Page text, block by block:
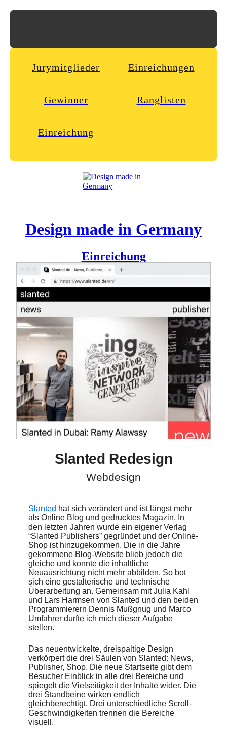
Jurymitglieder Einreichungen
Gewinner Ranglisten
Einreichung
Design made in Germany
Einreichung
Slanted
hat sich verändert und ist längst mehr als Online
Blog und gedrucktes Magazin. In den letzten Jahren wurde
ein eigener Verlag “Slanted Publishers” gegründet und der
Online-Shop ist hinzugekommen. Die in die Jahre
gekommene Blog-Website blieb jedoch die gleiche und
konnte die inhaltliche Neuausrichtung nicht mehr abbilden.
So bot sich eine gestalterische und technische Überarbeitung
an. Gemeinsam mit Julia Kahl und Lars Harmsen von
Slanted und den beiden Programmierern Dennis Mußgnug
und Marco Umfahrer durfte ich mich dieser Aufgabe stellen.
Das neuentwickelte, dreispaltige Design verkörpert die drei
Säulen von Slanted: News, Publisher, Shop. Die neue
Startseite gibt dem Besucher Einblick in alle drei Bereiche
und spiegelt die Vielseitigkeit der Inhalte wider. Die drei
Standbeine wirken endlich gleichberechtigt. Drei
unterschiedliche Scroll-Geschwindigkeiten trennen die
Bereiche visuell.
näher zusammengerückt. Die Schriftfamilie Suisse von
Swiss Typefaces, welche das Magazin typografisch bereits
seit Jahren prägt, wird jetzt auch online verwendet. Die
Navigationshierarchien sind flacher und das Layout endlich
Designer
Kolja Buscher
Slanted Redesign
Webdesign
Slanted hat sich verändert und ist längst mehr
als Online Blog und gedrucktes Magazin. In
den letzten Jahren wurde ein eigener Verlag
“Slanted Publishers” gegründet und der Online-
Shop ist hinzugekommen. Die in die Jahre
gekommene Blog-Website blieb jedoch die
gleiche und konnte die inhaltliche
Neuausrichtung nicht mehr abbilden. So bot
sich eine gestalterische und technische
Überarbeitung an. Gemeinsam mit Julia Kahl
und Lars Harmsen von Slanted und den beiden
Programmierern Dennis Mußgnug und Marco
Umfahrer durfte ich mich dieser Aufgabe
stellen.
Das neuentwickelte, dreispaltige Design
verkörpert die drei Säulen von Slanted: News,
Publisher, Shop. Die neue Startseite gibt dem
Besucher Einblick in alle drei Bereiche und
spiegelt die Vielseitigkeit der Inhalte wider. Die
drei Standbeine wirken endlich
gleichberechtigt. Drei unterschiedliche Scroll-
Geschwindigkeiten trennen die Bereiche
visuell.